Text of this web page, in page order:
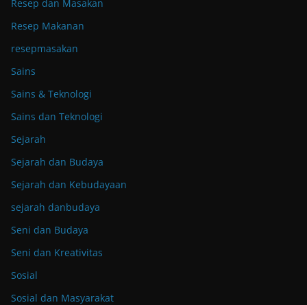
Resep dan Masakan
Resep Makanan
resepmasakan
Sains
Sains & Teknologi
Sains dan Teknologi
Sejarah
Sejarah dan Budaya
Sejarah dan Kebudayaan
sejarah danbudaya
Seni dan Budaya
Seni dan Kreativitas
Sosial
Sosial dan Masyarakat